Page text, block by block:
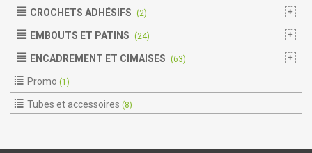
CROCHETS ADHÉSIFS (2)
EMBOUTS ET PATINS (24)
ENCADREMENT ET CIMAISES (63)
Promo (1)
Tubes et accessoires (8)